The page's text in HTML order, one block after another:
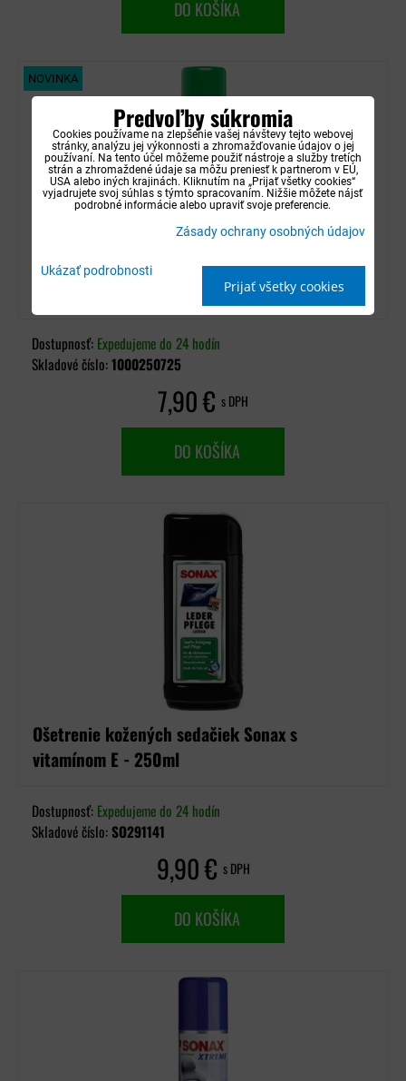
DO KOŠÍKA
NOVINKA
Pena na čalúnenie Sonax - 400ml
Dostupnosť: Expedujeme do 24 hodín
Skladové číslo:1000250725
7,90 € s DPH
DO KOŠÍKA
Ošetrenie kožených sedačiek Sonax s
vitamínom E - 250ml
Dostupnosť: Expedujeme do 24 hodín
Skladové číslo: SO291141
9,90 € s DPH
DO KOŠÍKA
Predvoľby súkromia
Cookies používame na zlepšenie vašej návštevy tejto webovej
stránky, analýzu jej výkonnosti a zhromažďovanie údajov o jej
používaní. Na tento účel môžeme použiť nástroje a služby tretích
strán a zhromaždené údaje sa môžu preniesť k partnerom v EÚ,
USA alebo iných krajinách. Kliknutím na „Prijať všetky cookies“
vyjadrujete svoj súhlas s týmto spracovaním. Nižšie môžete nájsť
podrobné informácie alebo upraviť svoje preferencie.
Zásady ochrany osobných údajov
Ukázať podrobnosti
Prijať všetky cookies